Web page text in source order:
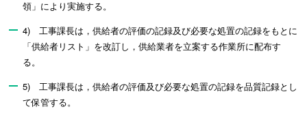
領」により実施する。
4) 工事課長は，供給者の評価の記録及び必要な処置の記録をもとに
「供給者リスト」を改訂し，供給業者を立案する作業所に配布す
る。
5) 工事課長は，供給者の評価及び必要な処置の記録を品質記録とし
て保管する。